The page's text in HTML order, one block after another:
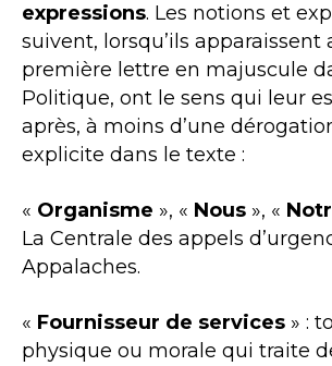
expressions. Les notions et
suivent, lorsqu’ils apparaissent
première lettre en majuscule
Politique, ont le sens qui leur
après, à moins d’une
explicite dans le texte :
« Organisme », « Nous », «
La Centrale des appels
Appalaches.
« Fournisseur de services » :
physique ou morale qui traite